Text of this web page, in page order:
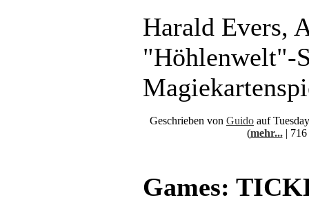
Harald Evers,
"Höhlenwelt"-
Geschrieben von Guido auf
(mehr...| 716
Games: